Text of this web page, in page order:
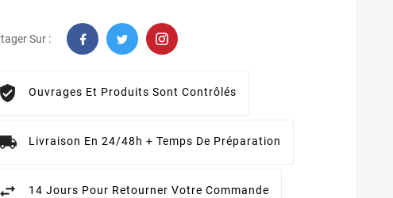
Sur :
Ouvrages Et Produits Sont Contrôlés
Livraison En 24/48h + Temps De Préparation
14 Jours Pour Retourner Votre Commande